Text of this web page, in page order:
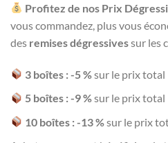
Profitez de nos Prix
vous commandez, plus vous
des remises dégressivessur les
3 boîtes : -5 %sur le prix total
5 boîtes : -9 %sur le prix total
10 boîtes : -13 %sur le prix